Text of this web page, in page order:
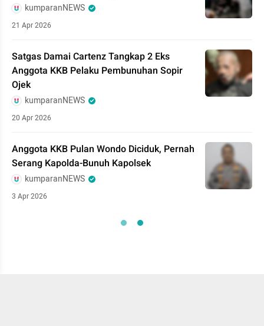
kumparanNEWS
21 Apr 2026
Satgas Damai Cartenz Tangkap 2 Eks
Anggota KKB Pelaku Pembunuhan Sopir
Ojek
kumparanNEWS
20 Apr 2026
Anggota KKB Pulan Wondo Diciduk, Pernah
Serang Kapolda-Bunuh Kapolsek
kumparanNEWS
3 Apr 2026